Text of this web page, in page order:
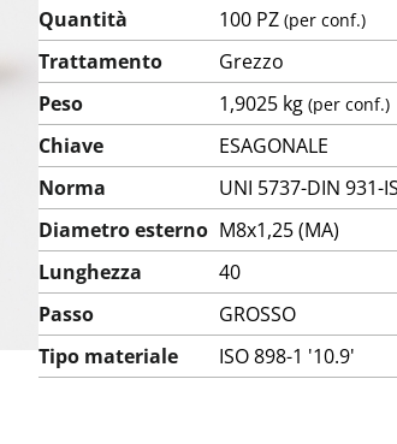
Quantità
100 PZ (per conf.)
Trattamento
Grezzo
Peso
1,9025 kg (per conf.)
Chiave
ESAGONALE
Norma
UNI 5737-DIN 931-
Diametro esterno M8x1,25 (MA)
Lunghezza
40
Passo
GROSSO
Tipo materiale
ISO 898-1 '10.9'